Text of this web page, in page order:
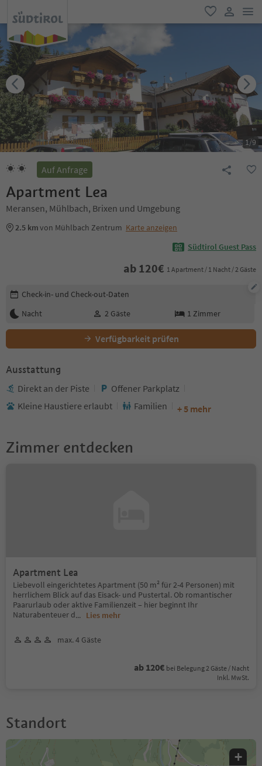
favorit
user link
1/9
Auf Anfrage
Apartment Lea
Meransen, Mühlbach, Brixen und Umgebung
2.5 kmvon Mühlbach Zentrum Karte anzeigen
Südtirol Guest Pass
ab 120€ 1 Apartment / 1 Nacht / 2 Gäste
Buchungsdetails bearbeiten
Check-in- und Check-out-Daten
Nacht
2 Gäste 1 Zimmer
Verfügbarkeit prüfen
Ausstattung
Direkt an der Piste
Offener Parkplatz
Kleine Haustiere erlaubt
Familien + 5 mehr
Zimmer entdecken
Apartment Lea
Liebevoll eingerichtetes Apartment (50 m² für 2-4 Personen) mit
herrlichem Blick auf das Eisack- und Pustertal. Ob romantischer
Paarurlaub oder aktive Familienzeit – hier beginnt Ihr
Naturabenteuer d... Lies mehr
max. 4 Gäste
ab 120€ bei Belegung 2 Gäste / Nacht
Inkl. MwSt.
Standort
+